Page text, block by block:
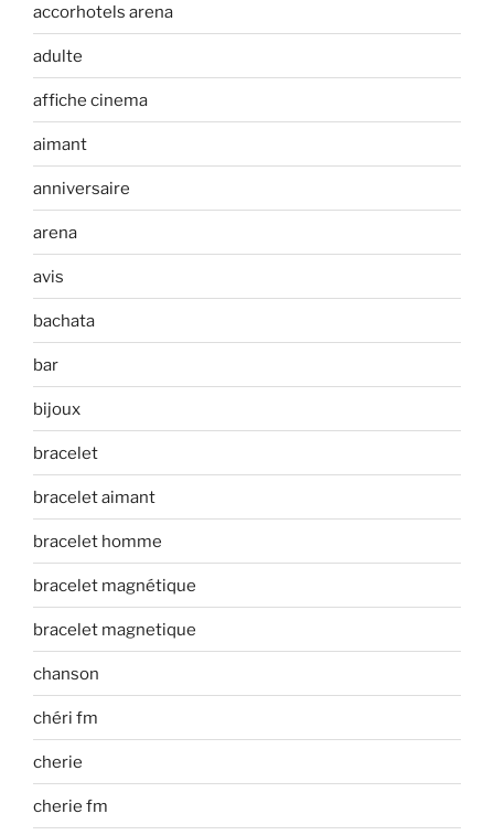
accorhotels arena
adulte
affiche cinema
aimant
anniversaire
arena
avis
bachata
bar
bijoux
bracelet
bracelet aimant
bracelet homme
bracelet magnétique
bracelet magnetique
chanson
chéri fm
cherie
cherie fm